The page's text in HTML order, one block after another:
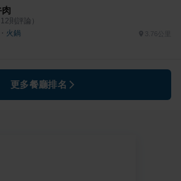
12則評論）
・ 火鍋
更多餐廳排名